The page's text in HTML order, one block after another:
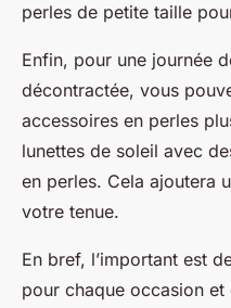
perles de petite taille
Enfin, pour une journée
décontractée, vous
accessoires en perles
lunettes de soleil avec
en perles. Cela ajoutera
votre tenue.
En bref, l’important est
pour chaque occasion